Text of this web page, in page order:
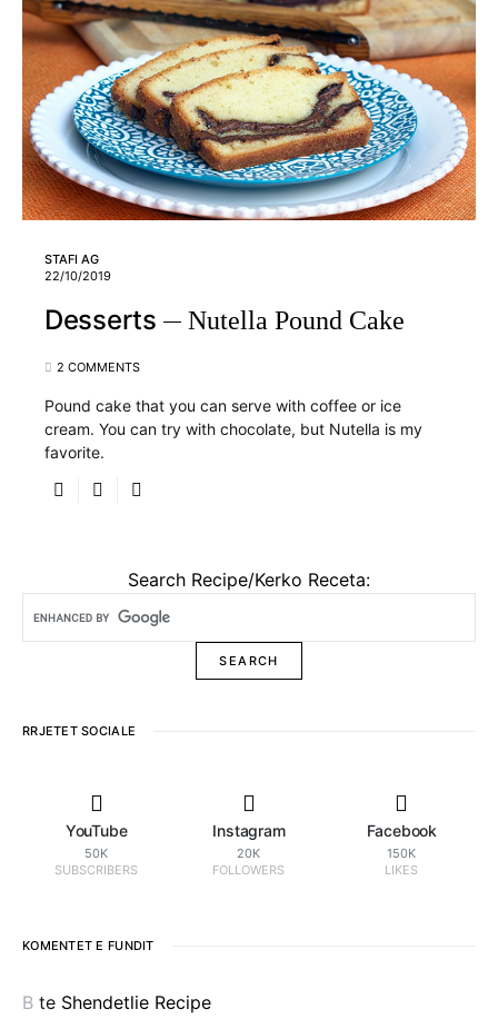
STAFI AG
22/10/2019
Desserts Nutella Pound Cake
2 COMMENTS
Pound cake that you can serve with coffee or ice
cream. You can try with chocolate, but Nutella is my
favorite.
Search Recipe/Kerko Receta:
RRJETET SOCIALE
YouTube
50K
SUBSCRIBERS
Instagram
20K
FOLLOWERS
Facebook
150K
LIKES
KOMENTET E FUNDIT
B te Shendetlie Recipe